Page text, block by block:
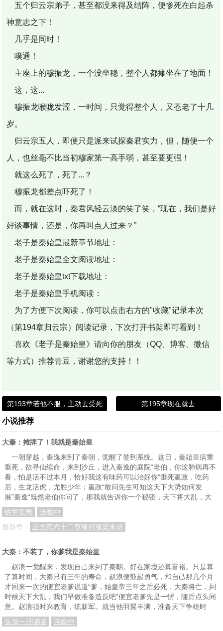
五个归云宗弟子，甚至都没来得及结阵，便惨死在白起杀
神意志之下！
几乎是同时！
噗通！
主座上的穆振龙，一个没坐稳，整个人都瘫坐在了地面！
这，这...
穆振龙喉咙发涩，一时间，只觉得整个人，又苍老了十几
岁。
归云宗五人，即便只是派来试探秦君实力，但，随便一个
人，也丝毫不比当初穆家第一高手弱，甚至要更强！
就这么死了，死了...？
穆振龙都差点吓死了！
而，就在这时，秦君风轻云淡的笑了笑，“现在，我们是好
好谈事情，还是，你再叫点人过来？”
老子是秦始皇最新章节地址：
老子是秦始皇全文阅读地址：
老子是秦始皇txt下载地址：
老子是秦始皇手机阅读：
为了方便下次阅读，你可以点击右方的"收藏"记录本次
（第194章归云宗）阅读记录，下次打开书架即可看到！
喜欢《老子是秦始皇》请向你的朋友（QQ、博客、微信
等方式）推荐青豆，谢谢您的支持！！
第193章若他不服，主动去受死 第195章现在就去
小说推荐
大秦：摊牌了！我就是秦始皇
一朝穿越，秦逸来到了秦朝，觉醒了签到系统。这日，秦始皇病重
垂死，欲寻仙续命，来到沙丘，进入秦逸的庭院“老伯，你这肺病再不
看，怕是活不过本月，恰好我这有味药可以治好你”垂死嬴政，吃药
后，生龙活虎，尤胜少年；嬴政“敢问先生可知这天下大势如何发
展”秦逸“既然老伯你问了，那我就告诉你一个秘密，天下将大乱，大
铁甲黑鹰
连载中
最新章：
正文第六十二章项羽项梁来访
大秦：不装了，你爹我是秦始皇
赵浪一觉醒来，发现自己来到了秦朝。好在家境还算富裕。只是算
了算时间，大秦只有三年的寿命，赵浪便鼓起勇气，和自己那几个月
才回来一次的便宜老爹说道“爹，始皇帝三年之后必死，大秦将亡，到
时候天下大乱，我们早做准备造反吧”便宜老爹先是一愣，随后点头同
意。赵浪顿时兴教育，练新军。就当他羽翼丰满，准备天下争雄时
头顶一只喵喵
连载中